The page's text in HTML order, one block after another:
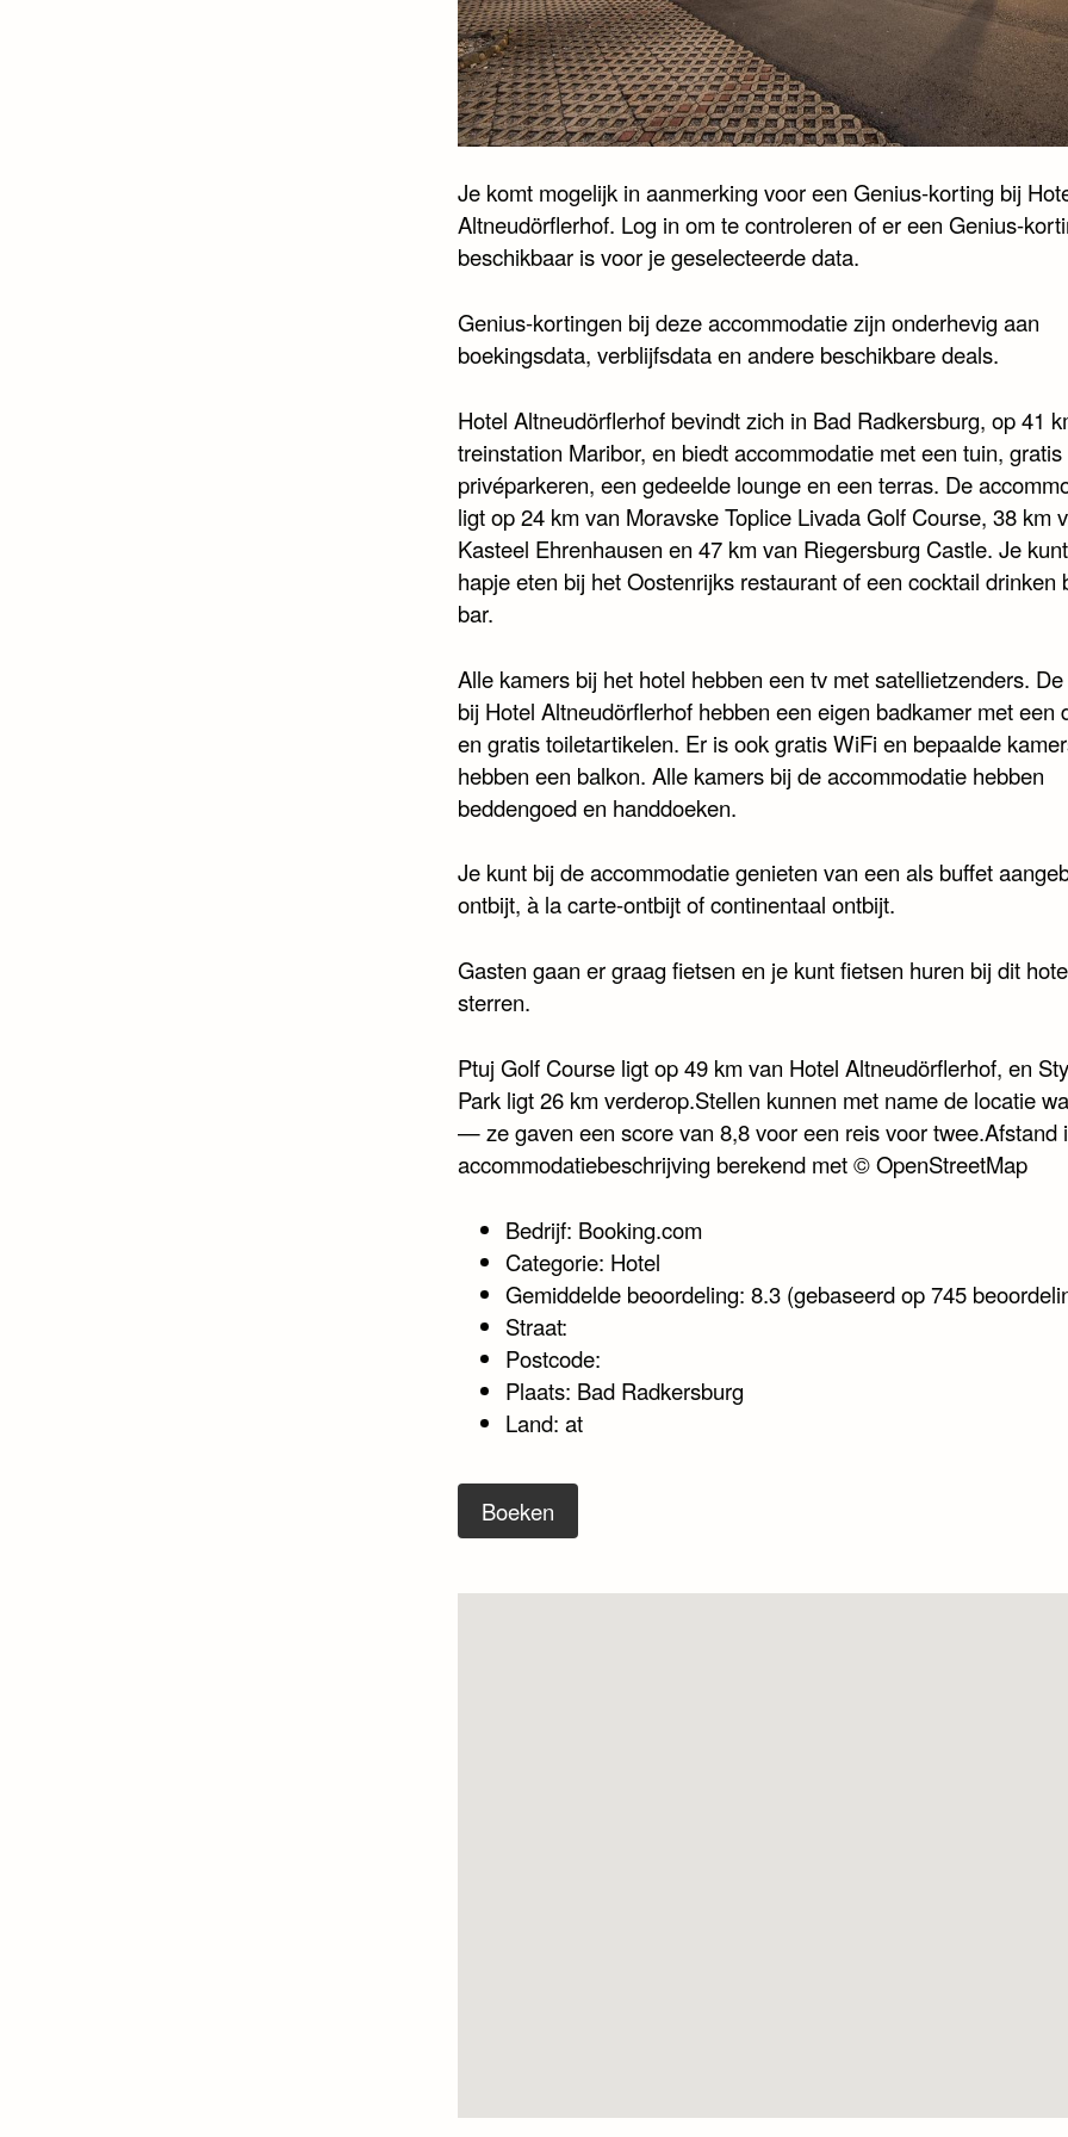
Je komt mogelijk in aanmerking voor een Genius-korting bij
Altneudörflerhof. Log in om te controleren of er een Genius-
beschikbaar is voor je geselecteerde data.
Genius-kortingen bij deze accommodatie zijn onderhevig aan
boekingsdata, verblijfsdata en andere beschikbare deals.
Hotel Altneudörflerhof bevindt zich in Bad Radkersburg, op 41
treinstation Maribor, en biedt accommodatie met een tuin, gratis
privéparkeren, een gedeelde lounge en een terras. De
ligt op 24 km van Moravske Toplice Livada Golf Course, 38 km
Kasteel Ehrenhausen en 47 km van Riegersburg Castle. Je
hapje eten bij het Oostenrijks restaurant of een cocktail drinken
bar.
Alle kamers bij het hotel hebben een tv met satellietzenders.
bij Hotel Altneudörflerhof hebben een eigen badkamer met een
en gratis toiletartikelen. Er is ook gratis WiFi en bepaalde
hebben een balkon. Alle kamers bij de accommodatie hebben
beddengoed en handdoeken.
Je kunt bij de accommodatie genieten van een als buffet
ontbijt, à la carte-ontbijt of continentaal ontbijt.
Gasten gaan er graag fietsen en je kunt fietsen huren bij dit
sterren.
Ptuj Golf Course ligt op 49 km van Hotel Altneudörflerhof, en
Park ligt 26 km verderop.Stellen kunnen met name de locatie
— ze gaven een score van 8,8 voor een reis voor twee.Afstand
accommodatiebeschrijving berekend met © OpenStreetMap
Bedrijf: Booking.com
Categorie: Hotel
Gemiddelde beoordeling: 8.3 (gebaseerd op 745
Straat:
Postcode:
Plaats: Bad Radkersburg
Land: at
Boeken